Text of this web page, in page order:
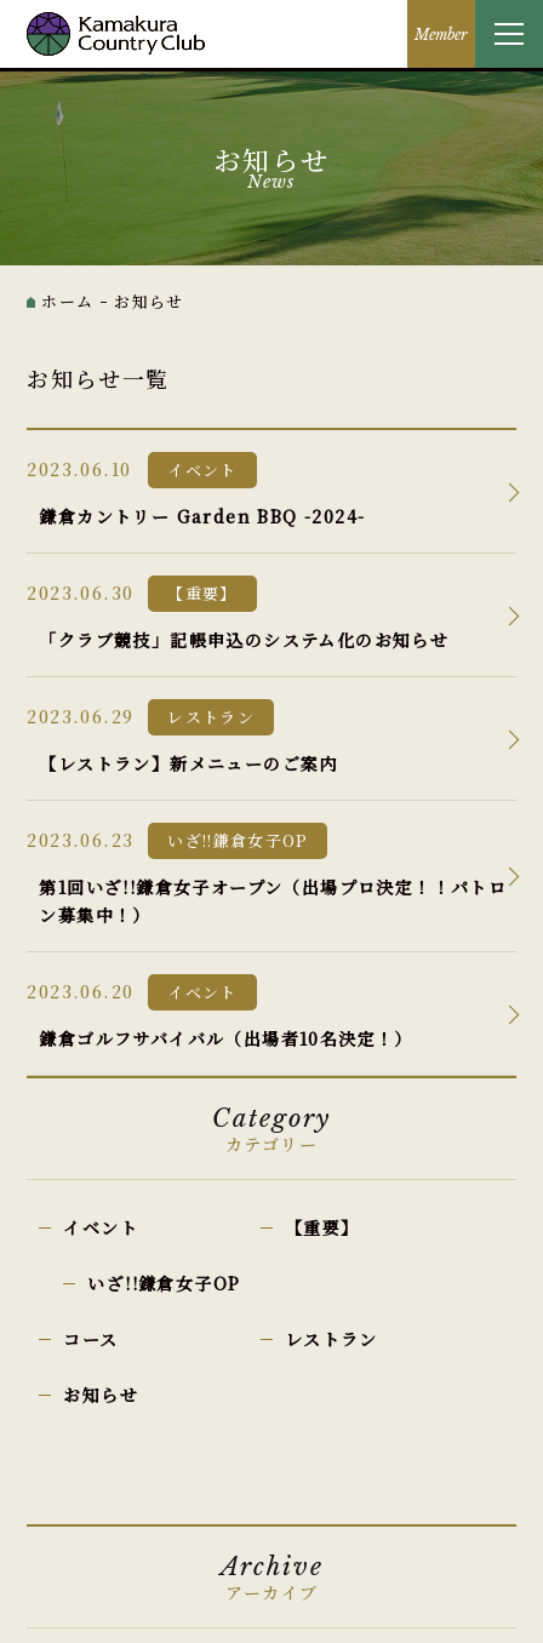
お知らせ
News
ホーム お知らせ
お知らせ一覧
2023.06.10 イベント
鎌倉カントリー Garden BBQ -2024-
2023.06.30 【重要】
「クラブ競技」記帳申込のシステム化のお知らせ
2023.06.29 レストラン
【レストラン】新メニューのご案内
2023.06.23 いざ!!鎌倉女子OP
第1回いざ!!鎌倉女子オープン（出場プロ決定！！パトロ
ン募集中！）
2023.06.20 イベント
鎌倉ゴルフサバイバル（出場者10名決定！）
Category
カテゴリー
イベント
いざ!!鎌倉女子OP
【重要】
コース レストラン
お知らせ
Archive
アーカイブ
Member